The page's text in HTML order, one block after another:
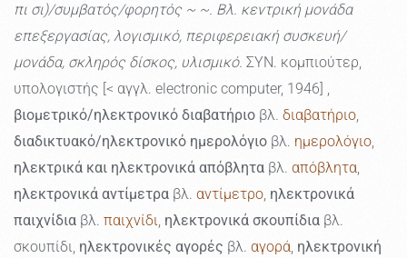
πι σι)/συμβατός/φορητός ~ ~. Βλ. κεντρική μονάδα
επεξεργασίας, λογισμικό, περιφερειακή συσκευή/
μονάδα, σκληρός δίσκος, υλισμικό. ΣΥΝ. κομπιούτερ,
υπολογιστής [< αγγλ. electronic computer, 1946] ,
βιομετρικό/ηλεκτρονικό διαβατήριο βλ. διαβατήριο,
διαδικτυακό/ηλεκτρονικό ημερολόγιο βλ. ημερολόγιο,
ηλεκτρικά και ηλεκτρονικά απόβλητα βλ. απόβλητα,
ηλεκτρονικά αντίμετρα βλ. αντίμετρο, ηλεκτρονικά
παιχνίδια βλ. παιχνίδι, ηλεκτρονικά σκουπίδια βλ.
σκουπίδι, ηλεκτρονικές αγορές βλ. αγορά, ηλεκτρονική